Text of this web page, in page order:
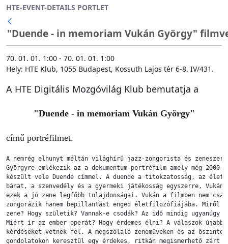
Ugrás a fő tartalomhoz
HTE-EVENT-DETAILS PORTLET
"Duende - in memoriam Vukán György"
70. 01. 01. 1:00 - 70. 01. 01. 1:00
Hely: HTE Klub, 1055 Budapest, Kossuth Lajos tér 6-8. IV/431.
A HTE Digitális Mozgóvilág Klub bemutatja a
"Duende - in memoriam Vukán György"
című portréfilmet.
A nemrég elhunyt méltán világhírű jazz-zongorista és
Györgyre emlékezik az a dokumentum portréfilm amely még 2000-
készült vele Duende címmel. A duende a titokzatosság, az
bánat, a szenvedély és a gyermeki játékosság egyszerre,
ezek a jó zene legfőbb tulajdonságai. Vukán a filmben nem
zongorázik hanem bepillantást enged életfilozófiájába. Miről
zene? Hogy születik? Vannak-e csodák? Az idő mindig ugyanúgy
Miért ír az ember operát? Hogy érdemes élni? A válaszok újabb
kérdéseket vetnek fel. A megszólaló zeneműveken és az őszinte
gondolatokon keresztül egy érdekes, ritkán megismerhető zárt